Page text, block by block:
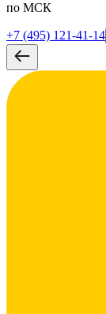
по МСК
+7 (495) 121-41-14